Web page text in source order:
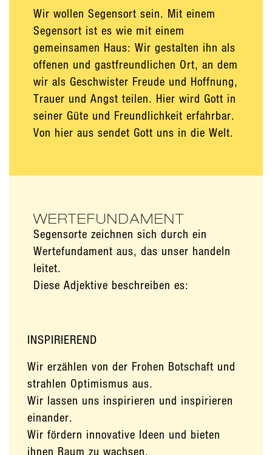
Wir wollen Segensort sein. Mit einem
Segensort ist es wie mit einem
gemeinsamen Haus: Wir gestalten ihn als
offenen und gastfreundlichen Ort, an dem
wir als Geschwister Freude und Hoffnung,
Trauer und Angst teilen. Hier wird Gott in
seiner Güte und Freundlichkeit erfahrbar.
Von hier aus sendet Gott uns in die Welt.
WERTEFUNDAMENT
Segensorte zeichnen sich durch ein
Wertefundament aus, das unser handeln
leitet.
Diese Adjektive beschreiben es:
INSPIRIEREND
Wir erzählen von der Frohen Botschaft und
strahlen Optimismus aus.
Wir lassen uns inspirieren und inspirieren
einander.
Wir fördern innovative Ideen und bieten
ihnen Raum zu wachsen.